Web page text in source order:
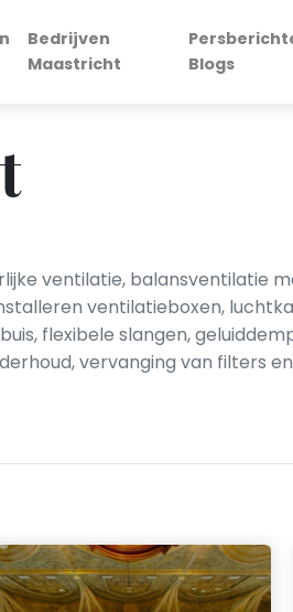
Bedrijven
Maastricht
Blogs
ventilatie, balansventilatie
ventilatieboxen,
flexibele slangen,
vervanging van filters